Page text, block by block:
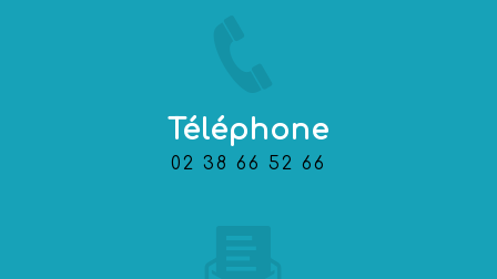
Téléphone
02 38 66 52 66